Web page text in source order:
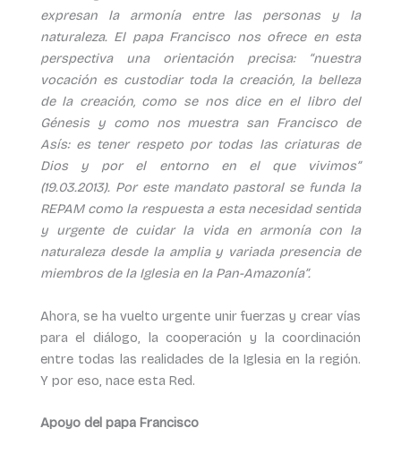
expresan la armonía entre las personas y la
naturaleza. El papa Francisco nos ofrece en esta
perspectiva una orientación precisa: “nuestra
vocación es custodiar toda la creación, la belleza
de la creación, como se nos dice en el libro del
Génesis y como nos muestra san Francisco de
Asís: es tener respeto por todas las criaturas de
Dios y por el entorno en el que vivimos”
(19.03.2013). Por este mandato pastoral se funda la
REPAM como la respuesta a esta necesidad sentida
y urgente de cuidar la vida en armonía con la
naturaleza desde la amplia y variada presencia de
miembros de la Iglesia en la Pan-Amazonía”.
Ahora, se ha vuelto urgente unir fuerzas y crear vías
para el diálogo, la cooperación y la coordinación
entre todas las realidades de la Iglesia en la región.
Y por eso, nace esta Red.
Apoyo del papa Francisco